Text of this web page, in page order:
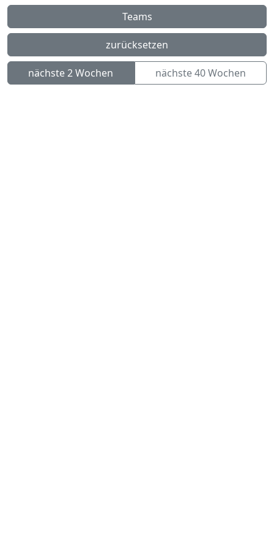
Teams
zurücksetzen
nächste 2 Wochen nächste 40 Wochen